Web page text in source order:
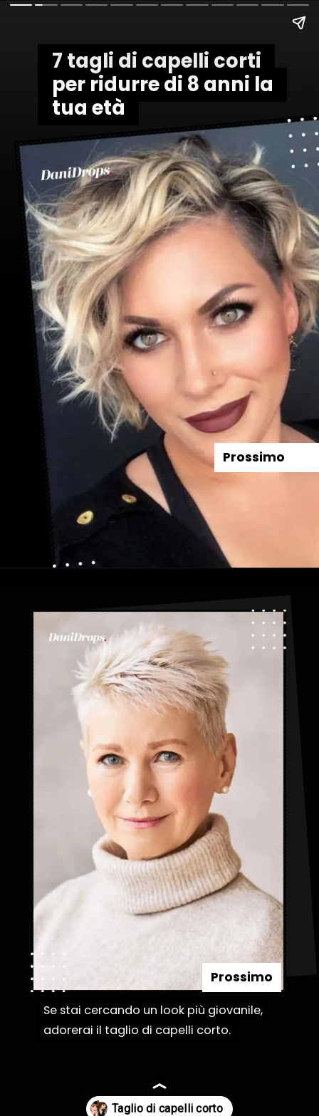
7 tagli di capelli corti
per ridurre di 8 anni la
tua età
7 tagli di capelli corti
per ridurre di 8 anni la
tua età
Prossimo
Se stai cercando un look più giovanile,
adorerai il taglio di capelli corto.
Se stai cercando un look più giovanile,
adorerai il taglio di capelli corto.
Prossimo